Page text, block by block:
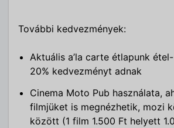
További kedvezmények:
Aktuális a’la carte étlapunk
20% kedvezményt adnak
Cinema Moto Pub használata,
filmjüket is megnézhetik, mozi
között (1 film 1.500 Ft helyett